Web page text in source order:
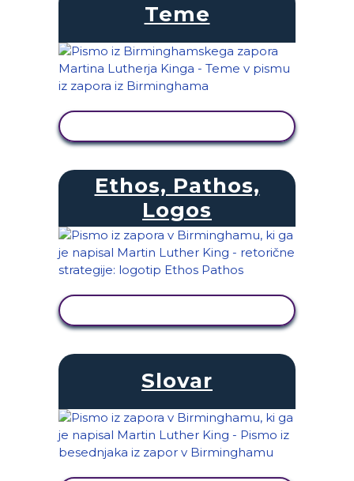
Teme
Ethos, Pathos,
Logos
Slovar